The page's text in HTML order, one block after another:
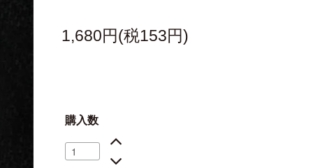
1,680円(税153円)
購入数